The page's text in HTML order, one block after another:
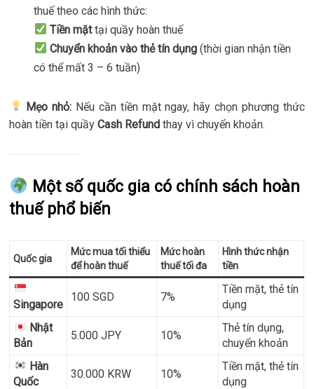
thuế theo các hình thức:
Tiền mặttại quầy hoàn thuế
Chuyển khoản vào thẻ tín dụng(thời gian nhận tiền
có thể mất 3 – 6 tuần)
Mẹo nhỏ: Nếu cần tiền mặt ngay, hãy chọn phương thức
hoàn tiền tại quầyCash Refund thay vì chuyển khoản.
Một số quốc gia có chính sách hoàn
thuế phổ biến
Quốc gia
Mức mua tối thiểu
để hoàn thuế
Mức hoàn
thuế tối đa
Hình thức nhận
tiền
Singapore
100 SGD 7%
Tiền mặt, thẻ tín
dụng
Nhật
Bản
5.000 JPY 10%
Thẻ tín dụng,
chuyển khoản
Hàn
Quốc
30.000 KRW 10%
Tiền mặt, thẻ tín
dụng